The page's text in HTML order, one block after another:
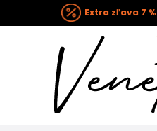
Extra zľava 7 %